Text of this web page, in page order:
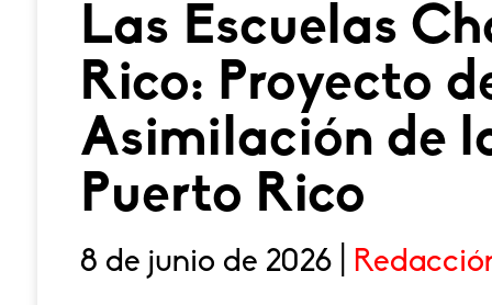
Las Escuelas
Rico: Proyecto
Asimilación de
Puerto Rico
8 de junio de 2026 |